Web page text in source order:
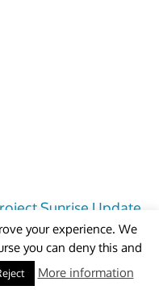
Sunrise Update
1.4.6
- Contact
your experience. We
you can deny this and
More information